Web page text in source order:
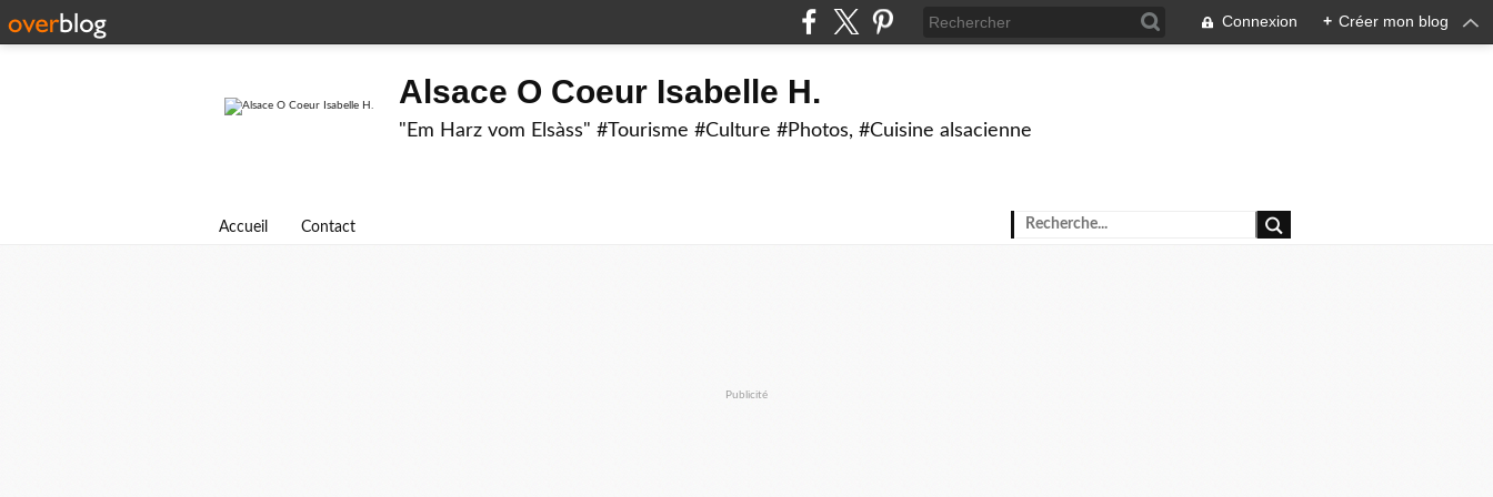
Connexion + Créer mon blog
Alsace O Coeur Isabelle H.
"Em Harz vom Elsàss" #Tourisme #Culture #Photos, #Cuisine alsacienne
Accueil Contact
Publicité